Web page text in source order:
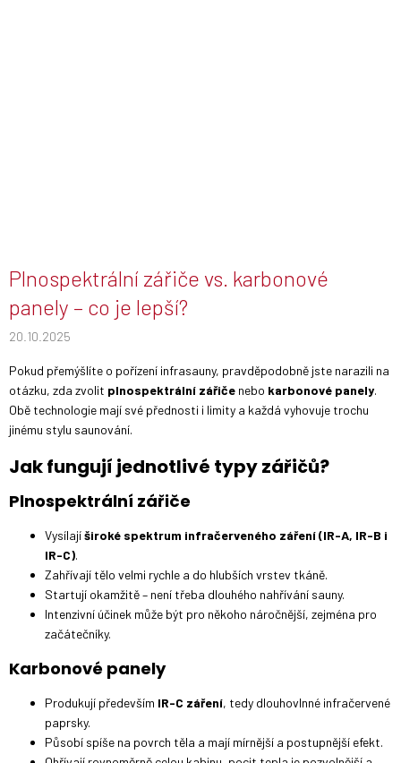
Plnospektrální zářiče vs. karbonové
panely – co je lepší?
20.10.2025
Pokud přemýšlíte o pořízení infrasauny, pravděpodobně jste narazili na
otázku, zda zvolit plnospektrální zářiče nebo karbonové panely.
Obě technologie mají své přednosti i limity a každá vyhovuje trochu
jinému stylu saunování.
Jak fungují jednotlivé typy zářičů?
Plnospektrální zářiče
Vysílajíširoké spektrum infračerveného záření (IR-A, IR-B i
IR-C).
Zahřívají tělo velmi rychle a do hlubších vrstev tkáně.
Startují okamžitě – není třeba dlouhého nahřívání sauny.
Intenzivní účinek může být pro někoho náročnější, zejména pro
začátečníky.
Karbonové panely
Produkují především IR-C záření, tedy dlouhovlnné infračervené
paprsky.
Působí spíše na povrch těla a mají mírnější a postupnější efekt.